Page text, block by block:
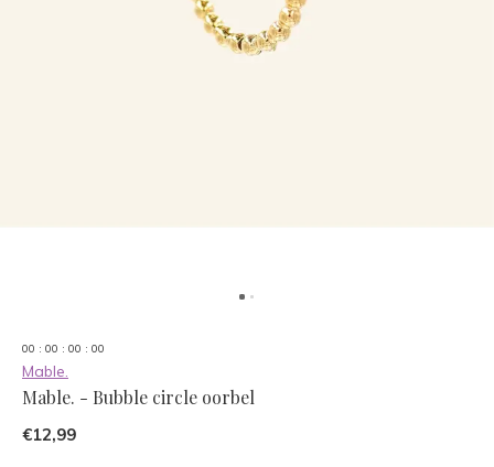
00 : 00 : 00 : 00
Mable.
Mable. - Bubble circle oorbel
€12,99